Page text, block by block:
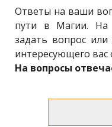
ФОРУМ
БЛОГ
ПОДАТЬ ЗАЯВКУ
Ответы на ваши
пути в Магии. На
задать вопрос
интересующего вас
На вопросы